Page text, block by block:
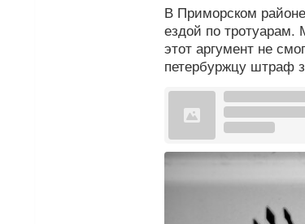
В Приморском
ездой по
этот аргумент не
петербуржцу штраф